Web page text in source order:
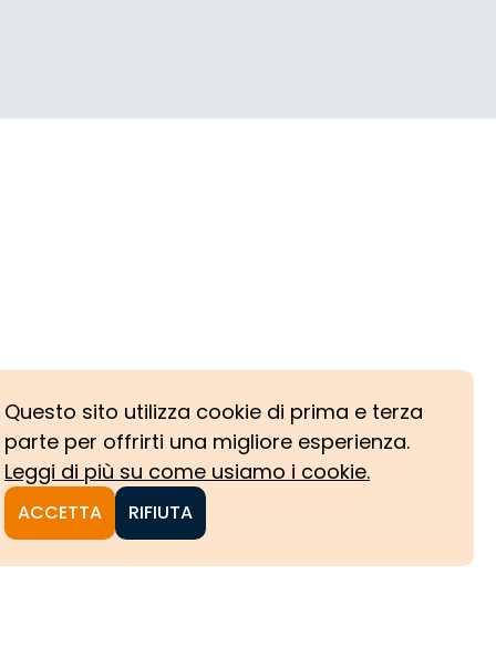
Questo sito utilizza cookie di prima e terza
parte per offrirti una migliore esperienza.
Leggi di più su come usiamo i cookie.
ACCETTA RIFIUTA